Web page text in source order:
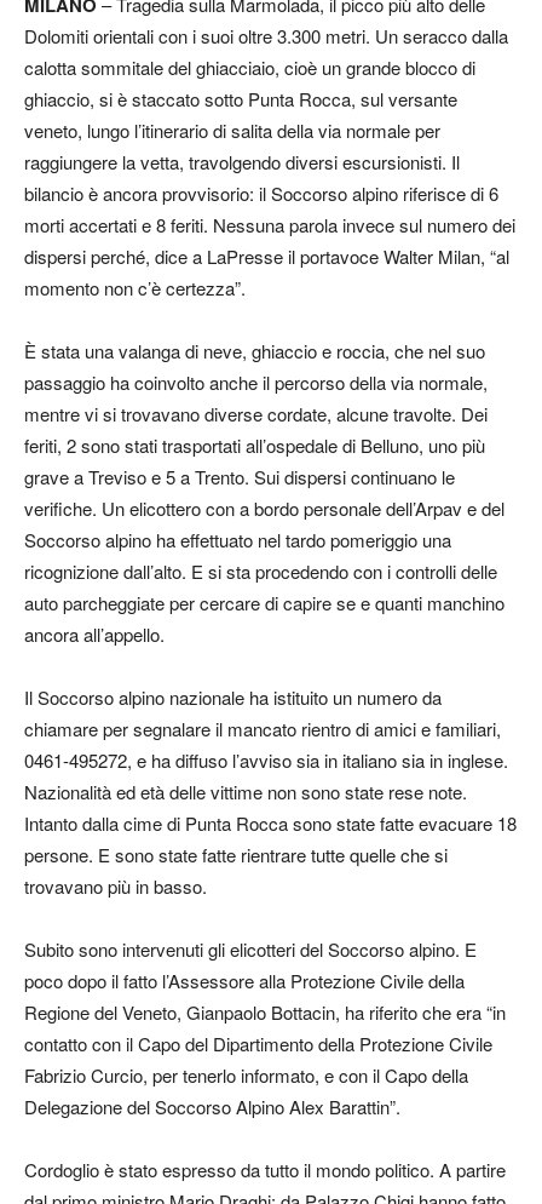
Dolomiti orientali con i suoi oltre 3.300 metri. Un seracco dalla
calotta sommitale del ghiacciaio, cioè un grande blocco di
ghiaccio, si è staccato sotto Punta Rocca, sul versante
veneto, lungo l’itinerario di salita della via normale per
raggiungere la vetta, travolgendo diversi escursionisti. Il
bilancio è ancora provvisorio: il Soccorso alpino riferisce di 6
morti accertati e 8 feriti. Nessuna parola invece sul numero dei
dispersi perché, dice a LaPresse il portavoce Walter Milan, “al
momento non c’è certezza”.
È stata una valanga di neve, ghiaccio e roccia, che nel suo
passaggio ha coinvolto anche il percorso della via normale,
mentre vi si trovavano diverse cordate, alcune travolte. Dei
feriti, 2 sono stati trasportati all’ospedale di Belluno, uno più
grave a Treviso e 5 a Trento. Sui dispersi continuano le
verifiche. Un elicottero con a bordo personale dell’Arpav e del
Soccorso alpino ha effettuato nel tardo pomeriggio una
ricognizione dall’alto. E si sta procedendo con i controlli delle
auto parcheggiate per cercare di capire se e quanti manchino
ancora all’appello.
Il Soccorso alpino nazionale ha istituito un numero da
chiamare per segnalare il mancato rientro di amici e familiari,
0461-495272, e ha diffuso l’avviso sia in italiano sia in inglese.
Nazionalità ed età delle vittime non sono state rese note.
Intanto dalla cime di Punta Rocca sono state fatte evacuare 18
persone. E sono state fatte rientrare tutte quelle che si
trovavano più in basso.
Subito sono intervenuti gli elicotteri del Soccorso alpino. E
poco dopo il fatto l’Assessore alla Protezione Civile della
Regione del Veneto, Gianpaolo Bottacin, ha riferito che era “in
contatto con il Capo del Dipartimento della Protezione Civile
Fabrizio Curcio, per tenerlo informato, e con il Capo della
Delegazione del Soccorso Alpino Alex Barattin”.
Cordoglio è stato espresso da tutto il mondo politico. A partire